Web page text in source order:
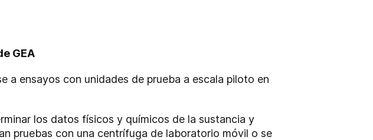
GEA
a ensayos con unidades de prueba a escala piloto en
los datos físicos y químicos de la sustancia y
pruebas con una centrífuga de laboratorio móvil o se